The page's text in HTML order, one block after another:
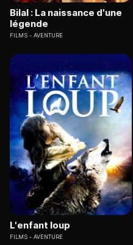
Bilal : La naissance d'une
légende
FILMS AVENTURE
L'enfant loup
FILMS AVENTURE